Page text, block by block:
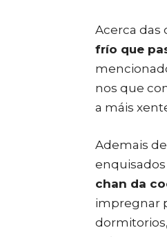
Acerca das
frío que
nos que
a máis
Ademais
chan da
impregnar